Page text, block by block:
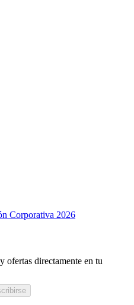
Corporativa 2026
ofertas directamente en tu